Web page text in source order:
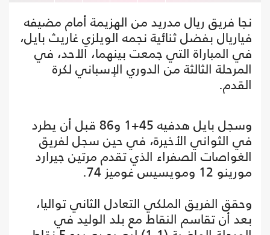
نجا فريق ريال مدريد من الهزيمة أمام مضيفه
فياريال بفضل ثنائية نجمه الويلزي غاريث بايل،
في المباراة التي جمعت بينهما، الأحد، في
المرحلة الثالثة من الدوري الإسباني لكرة
القدم.
وسجل بايل هدفيه 45+1 و86 قبل أن يطرد
في الثواني الأخيرة، في حين سجل لفريق
الغواصات الصفراء الذي تقدم مرتين جيرارد
مورينو 12 ومويسيس غوميز 74.
وحقق الفريق الملكي التعادل الثاني تواليا،
بعد أن تقاسم النقاط مع بلد الوليد في